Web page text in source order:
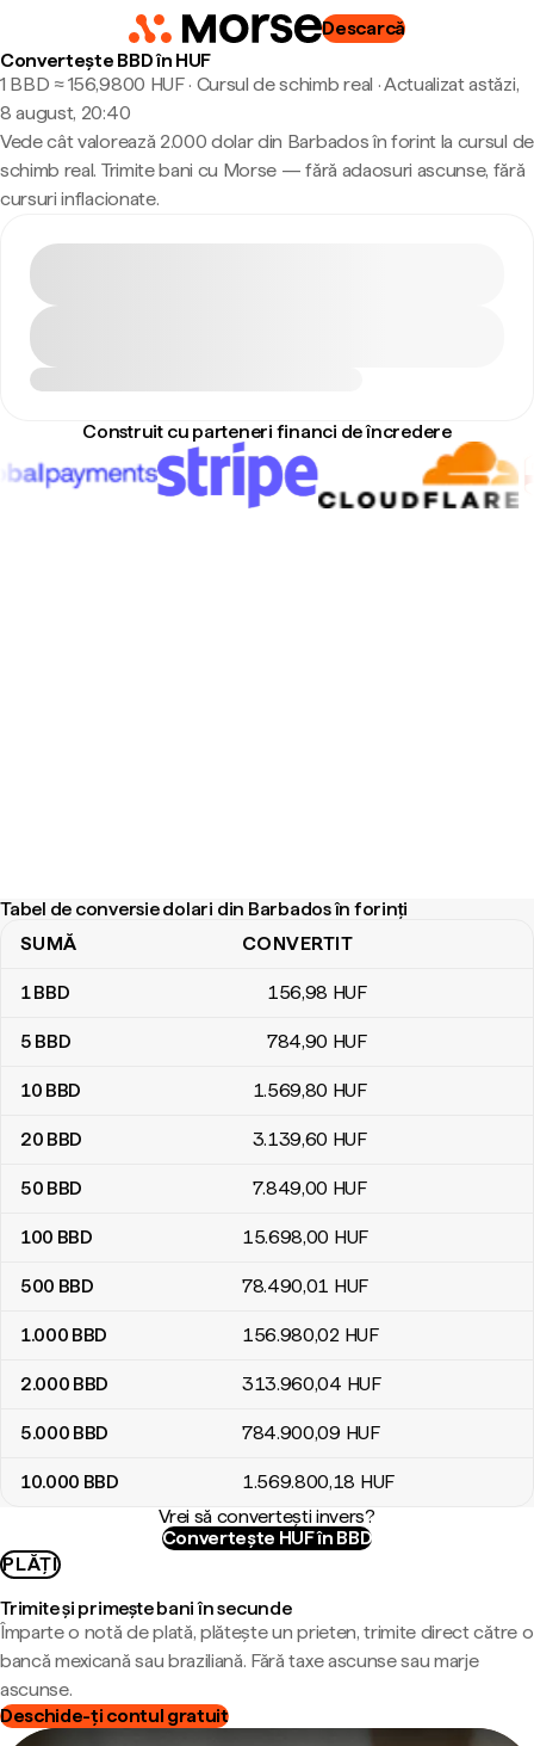
Descarcă
Convertește BBD în HUF
1 BBD ≈ 156,9800 HUF · Cursul de schimb real ·Actualizat astăzi,
8 august, 20:40
Vede cât valorează 2.000 dolar din Barbados în forint la cursul de
schimb real. Trimite bani cu Morse — fără adaosuri ascunse, fără
cursuri inflacionate.
Construit cu parteneri financi de încredere
Tabel de conversie dolari din Barbados în forinți
Tabel de conversie dolari din Barbados în forinți
SUMĂ CONVERTIT
1BBD 156,98 HUF
5 BBD 784,90 HUF
10 BBD 1.569,80 HUF
20 BBD 3.139,60 HUF
50 BBD 7.849,00 HUF
100 BBD 15.698,00 HUF
500 BBD 78.490,01 HUF
1.000 BBD 156.980,02 HUF
2.000 BBD 313.960,04 HUF
5.000 BBD 784.900,09 HUF
10.000 BBD 1.569.800,18 HUF
Vrei să convertești invers?
Convertește HUF în BBD
PLĂȚI
Trimite și primește bani în secunde
Împarte o notă de plată, plătește un prieten, trimite direct către o
bancă mexicană sau braziliană. Fără taxe ascunse sau marje
ascunse.
Deschide-ți contul gratuit